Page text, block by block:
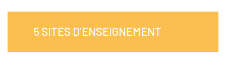
5 SITES D’ENSEIGNEMENT